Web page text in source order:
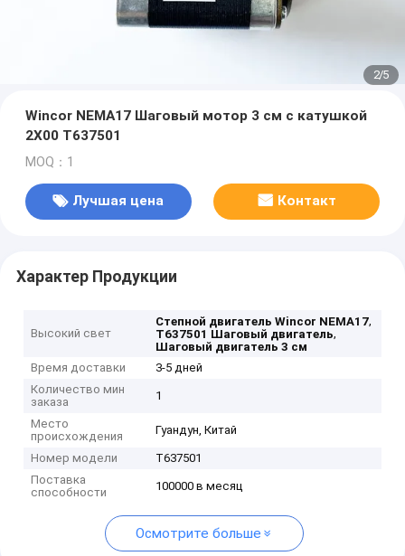
2/5
Wincor NEMA17 Шаговый мотор 3 см с катушкой
2X00 T637501
MOQ：1
Лучшая цена Контакт
Характер Продукции
Высокий свет
Степной двигатель Wincor NEMA17,
T637501 Шаговый двигатель,
Шаговый двигатель 3 см
Время доставки
3-5 дней
Количество мин
заказа
1
Место
происхождения
Гуандун, Китай
Номер модели
T637501
Поставка
способности
100000 в месяц
Осмотрите больше